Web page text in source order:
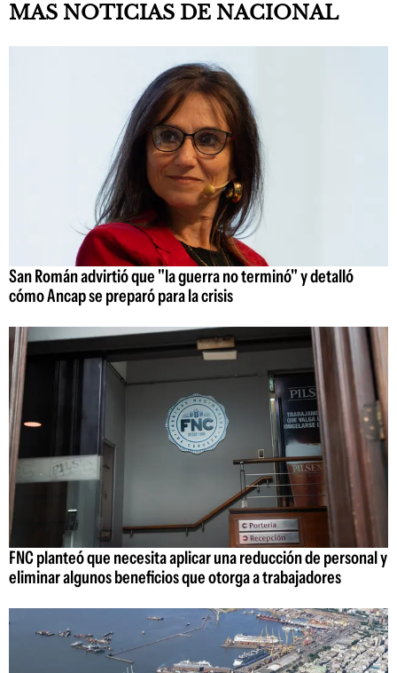
MAS NOTICIAS DE NACIONAL
San Román advirtió que "la guerra no terminó" y detalló
cómo Ancap se preparó para la crisis
FNC planteó que necesita aplicar una reducción de personal y
eliminar algunos beneficios que otorga a trabajadores